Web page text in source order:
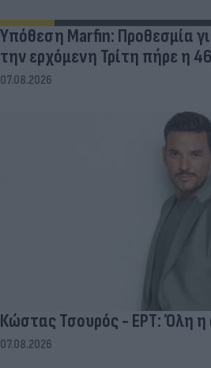
Υπόθεση Marfin: Προθεσμία
την ερχόμενη Τρίτη πήρε η
07.08.2026
Κώστας Τσουρός - ΕΡΤ: Όλη η
07.08.2026